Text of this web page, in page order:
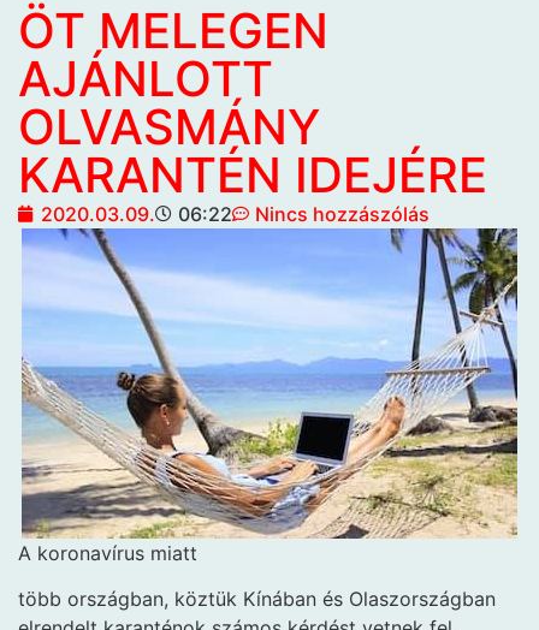
ÖT MELEGEN
AJÁNLOTT
OLVASMÁNY
KARANTÉN IDEJÉRE
2020.03.09. 06:22 Nincs hozzászólás
A koronavírus miatt
több országban, köztük Kínában és Olaszországban